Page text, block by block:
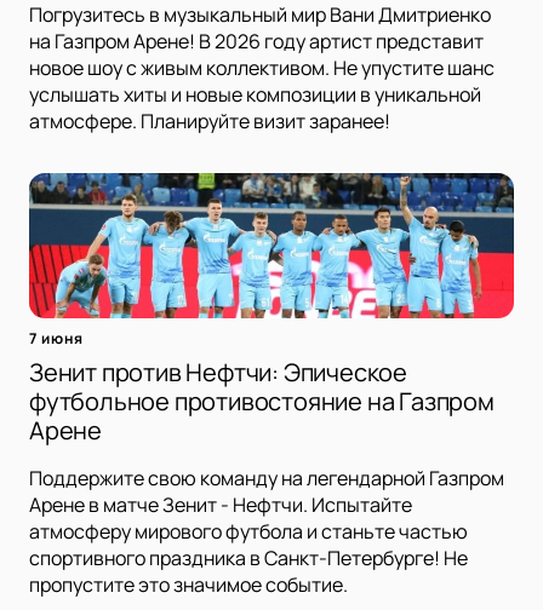
Погрузитесь в музыкальный мир Вани Дмитриенко
на Газпром Арене! В 2026 году артист представит
новое шоу с живым коллективом. Не упустите шанс
услышать хиты и новые композиции в уникальной
атмосфере. Планируйте визит заранее!
7 июня
Зенит против Нефтчи: Эпическое
футбольное противостояние на Газпром
Арене
Поддержите свою команду на легендарной Газпром
Арене в матче Зенит - Нефтчи. Испытайте
атмосферу мирового футбола и станьте частью
спортивного праздника в Санкт-Петербурге! Не
пропустите это значимое событие.